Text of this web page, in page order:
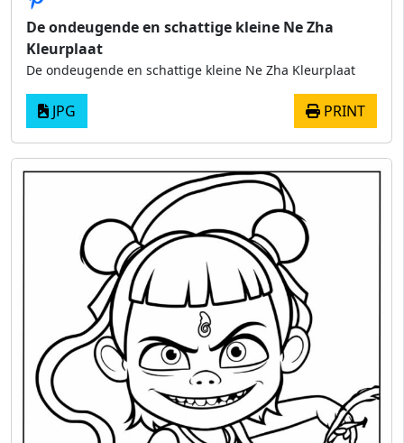
De ondeugende en schattige kleine Ne Zha
Kleurplaat
De ondeugende en schattige kleine Ne Zha Kleurplaat
JPG PRINT